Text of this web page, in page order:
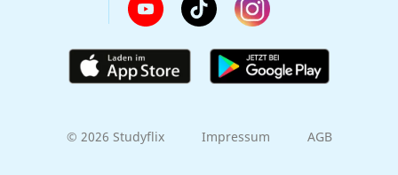
© 2026 Studyflix Impressum AGB